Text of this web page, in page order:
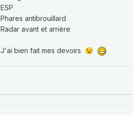
ESP
Phares antibrouillard
Radar avant et arrière
J'ai bien fait mes devoirs 😉